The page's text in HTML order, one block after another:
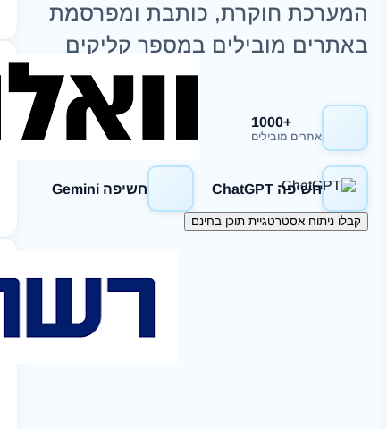
המערכת חוקרת, כותבת ומפרסמת
באתרים מובילים במספר קליקים
+1000
אתרים מובילים
חשיפה Google
חשיפה ChatGPT חשיפה Gemini
קבלו ניתוח אסטרטגיית תוכן בחינם